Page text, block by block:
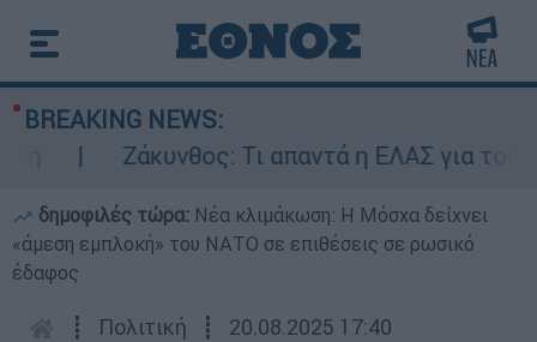
BREAKING NEWS:
Ζάκυνθος: Τι απαντά η ΕΛΑΣ για τους 8
δημοφιλές τώρα: Νέα κλιμάκωση: Η Μόσχα δείχνει
«άμεση εμπλοκή» του ΝΑΤΟ σε επιθέσεις σε ρωσικό
έδαφος
┋ Πολιτική ┋ 20.08.2025 17:40